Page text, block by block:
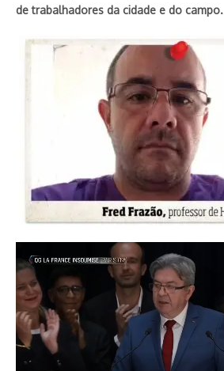
de trabalhadores da cidade e do campo.